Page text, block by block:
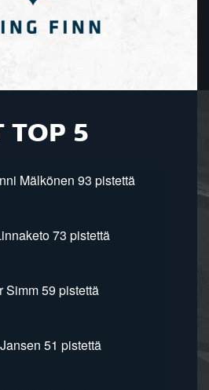
TOP 5
Mälkönen 93 pistettä
73 pistettä
Simm 59 pistettä
51 pistettä